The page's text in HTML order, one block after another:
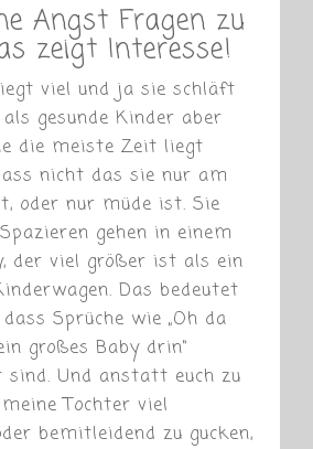
Angst Fragen zu
zeigt Interesse!
viel und ja sie schläft
gesunde Kinder aber
die meiste Zeit liegt
nicht das sie nur am
oder nur müde ist. Sie
gehen in einem
der viel größer ist als ein
Das bedeutet
Sprüche wie „Oh da
großes Baby drin“
sind. Und anstatt euch zu
Tochter viel
bemitleidend zu gucken,